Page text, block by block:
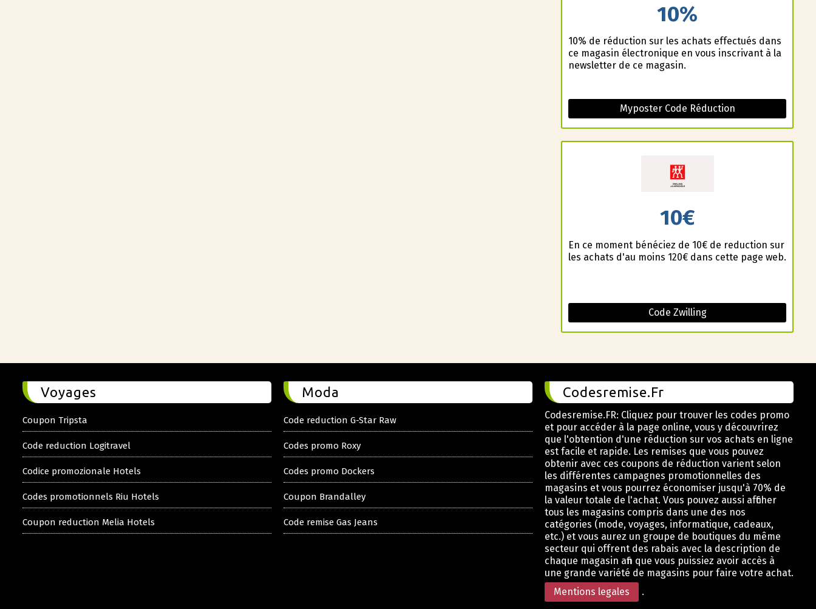
10%
10% de réduction sur les achats effectués dans
ce magasin électronique en vous inscrivant à la
newsletter de ce magasin.
Myposter Code Réduction
10€
En ce moment bénéficiez de 10€ de reduction sur
les achats d'au moins 120€ dans cette page web.
Code Zwilling
Voyages
Coupon Tripsta
Code reduction Logitravel
Codice promozionale Hotels
Codes promotionnels Riu Hotels
Coupon reduction Melia Hotels
Moda
Code reduction G-Star Raw
Codes promo Roxy
Codes promo Dockers
Coupon Brandalley
Code remise Gas Jeans
Codesremise.Fr
Codesremise.FR: Cliquez pour trouver les codes promo
et pour accéder à la page online, vous y découvrirez
que l'obtention d'une réduction sur vos achats en ligne
est facile et rapide. Les remises que vous pouvez
obtenir avec ces coupons de réduction varient selon
les différentes campagnes promotionnelles des
magasins et vous pourrez économiser jusqu'à 70% de
la valeur totale de l'achat. Vous pouvez aussi afficher
tous les magasins compris dans une des nos
catégories (mode, voyages, informatique, cadeaux,
etc.) et vous aurez un groupe de boutiques du même
secteur qui offrent des rabais avec la description de
chaque magasin afin que vous puissiez avoir accès à
une grande variété de magasins pour faire votre achat.
Mentions legales
.